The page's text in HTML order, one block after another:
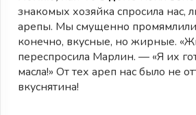
знакомых хозяйка спросила нас,
арепы. Мы смущенно
конечно, вкусные, но жирные.
переспросила Марлин. — «Я их
масла!» От тех ареп нас было не
вкуснятина!